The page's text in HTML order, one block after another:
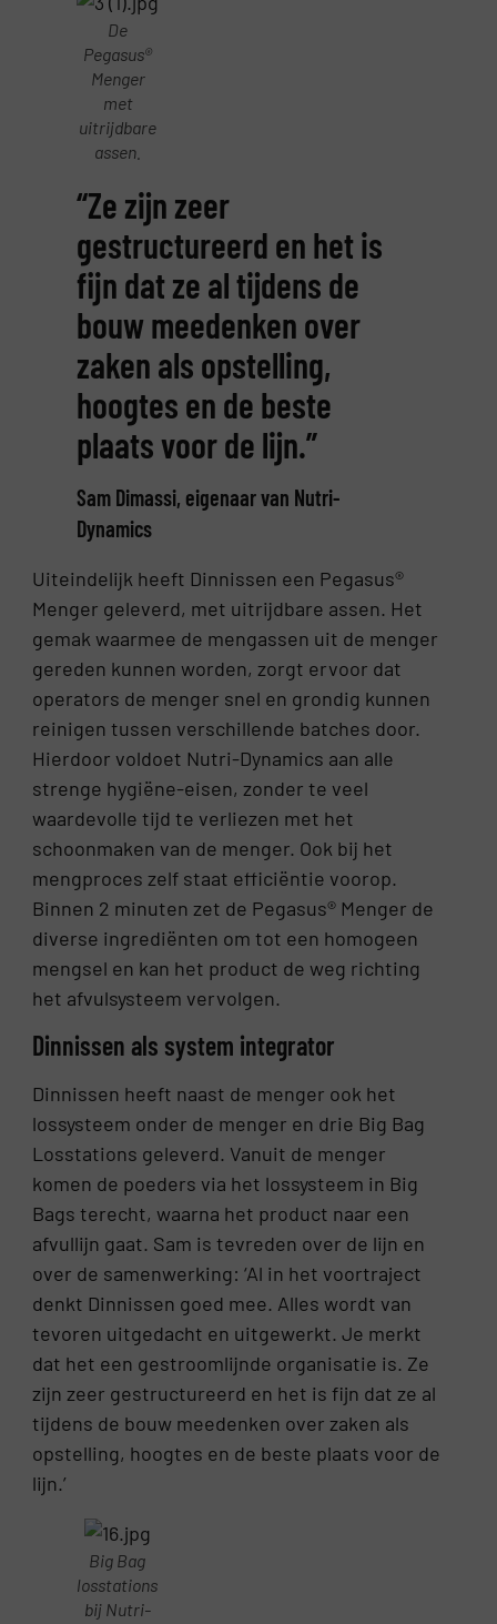
De
Pegasus®
Menger
met
uitrijdbare
assen.
“Ze zijn zeer
gestructureerd en het is
fijn dat ze al tijdens de
bouw meedenken over
zaken als opstelling,
hoogtes en de beste
plaats voor de lijn.”
Sam Dimassi, eigenaar van Nutri-
Dynamics
Uiteindelijk heeft Dinnissen een Pegasus®
Menger geleverd, met uitrijdbare assen. Het
gemak waarmee de mengassen uit de menger
gereden kunnen worden, zorgt ervoor dat
operators de menger snel en grondig kunnen
reinigen tussen verschillende batches door.
Hierdoor voldoet Nutri-Dynamics aan alle
strenge hygiëne-eisen, zonder te veel
waardevolle tijd te verliezen met het
schoonmaken van de menger. Ook bij het
mengproces zelf staat efficiëntie voorop.
Binnen 2 minuten zet de Pegasus® Menger de
diverse ingrediënten om tot een homogeen
mengsel en kan het product de weg richting
het afvulsysteem vervolgen.
Dinnissen als system integrator
Dinnissen heeft naast de menger ook het
lossysteem onder de menger en drie Big Bag
Losstations geleverd. Vanuit de menger
komen de poeders via het lossysteem in Big
Bags terecht, waarna het product naar een
afvullijn gaat. Sam is tevreden over de lijn en
over de samenwerking: ‘Al in het voortraject
denkt Dinnissen goed mee. Alles wordt van
tevoren uitgedacht en uitgewerkt. Je merkt
dat het een gestroomlijnde organisatie is. Ze
zijn zeer gestructureerd en het is fijn dat ze al
tijdens de bouw meedenken over zaken als
opstelling, hoogtes en de beste plaats voor de
lijn.’
Big Bag
losstations
bij Nutri-